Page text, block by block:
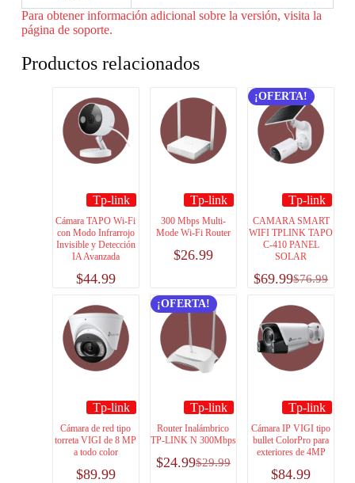
Para obtener información adicional sobre la versión, visita la
página de soporte.
Productos relacionados
Tp-link
Cámara TAPO Wi-Fi
con Modo Infrarrojo
Invisible y Detección
IA Avanzada
$44.99
Tp-link
300 Mbps Multi-
Mode Wi-Fi Router
$26.99
¡OFERTA!
Tp-link
CAMARA SMART
WIFI TPLINK TAPO
C-410 PANEL
SOLAR
$76.99
$69.99
Tp-link
Cámara de red tipo
torreta VIGI de 8 MP
a todo color
$89.99
¡OFERTA!
Tp-link
Router Inalámbrico
TP-LINK N 300Mbps
$29.99
$24.99
Tp-link
Cámara IP VIGI tipo
bullet ColorPro para
exteriores de 4MP
$84.99